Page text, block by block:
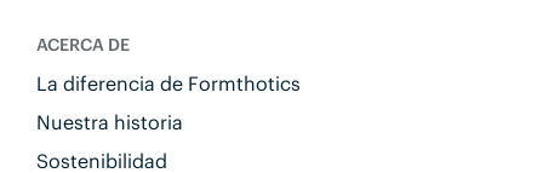
ACERCA DE
La diferencia de Formthotics
Nuestra historia
Sostenibilidad